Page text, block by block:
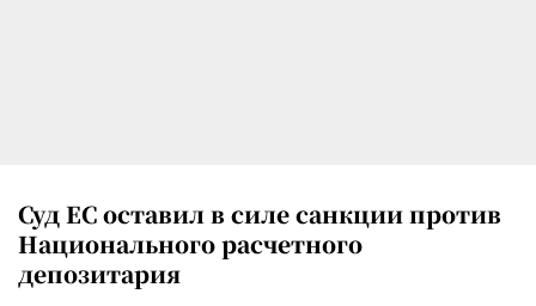
Суд ЕС оставил в силе санкции против
Национального расчетного
депозитария